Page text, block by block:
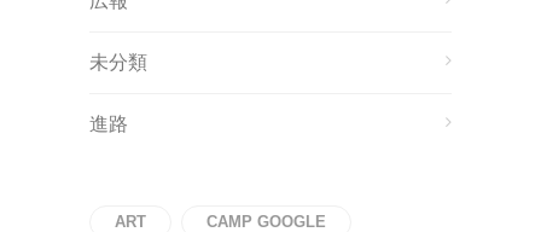
未分類
進路
ART CAMP GOOGLE